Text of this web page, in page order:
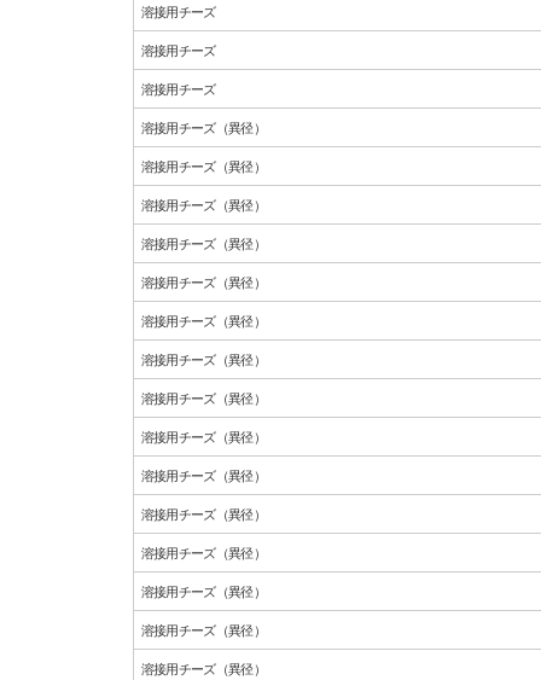
溶接用チーズ
溶接用チーズ
溶接用チーズ
溶接用チーズ（異径）
溶接用チーズ（異径）
溶接用チーズ（異径）
溶接用チーズ（異径）
溶接用チーズ（異径）
溶接用チーズ（異径）
溶接用チーズ（異径）
溶接用チーズ（異径）
溶接用チーズ（異径）
溶接用チーズ（異径）
溶接用チーズ（異径）
溶接用チーズ（異径）
溶接用チーズ（異径）
溶接用チーズ（異径）
溶接用チーズ（異径）